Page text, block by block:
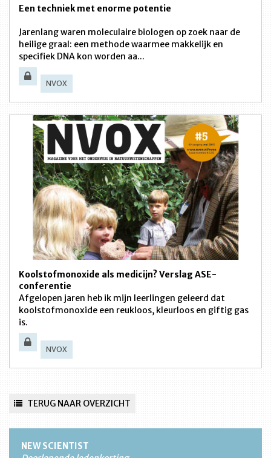
Een techniek met enorme potentie
Jarenlang waren moleculaire biologen op zoek naar de
heilige graal: een methode waarmee makkelijk en
specifiek DNA kon worden aa...
NVOX
Koolstofmonoxide als medicijn? Verslag ASE-
conferentie
Afgelopen jaren heb ik mijn leerlingen geleerd dat
koolstofmonoxide een reukloos, kleurloos en giftig gas
is.
NVOX
TERUG NAAR OVERZICHT
NEW SCIENTIST